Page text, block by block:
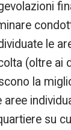
le
(oltre ai
la
su